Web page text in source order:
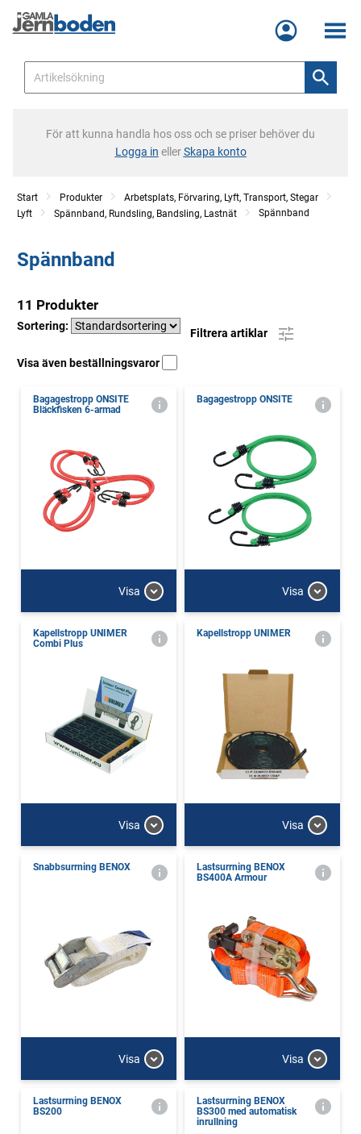
Meny
För att kunna handla hos oss och se priser behöver du
Logga in ellerSkapa konto
Start Produkter
Arbetsplats, Förvaring, Lyft, Transport, Stegar
Lyft
Spännband, Rundsling, Bandsling, Lastnät Spännband
Spännband
11 Produkter
Sortering:
Filtrera artiklar
Visa även beställningsvaror
Bagagestropp ONSITE
Bläckfisken 6-armad
Visa
Bagagestropp ONSITE
Visa
Kapellstropp UNIMER
Combi Plus
Visa
Kapellstropp UNIMER
Visa
Snabbsurrning BENOX
Visa
Lastsurrning BENOX
BS400A Armour
Visa
Lastsurrning BENOX
BS200
Lastsurrning BENOX
BS300 med automatisk
inrullning